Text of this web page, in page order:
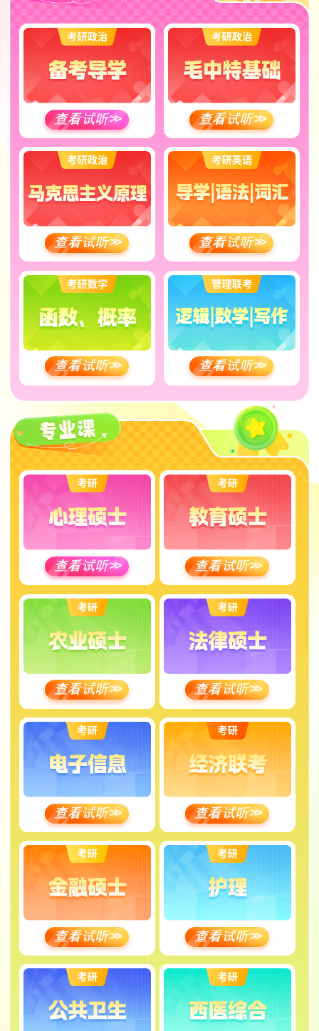
查看试听>> 查看试听>>
查看试听>> 查看试听>>
查看试听>> 查看试听>>
查看试听>> 查看试听>>
查看试听>> 查看试听>>
查看试听>> 查看试听>>
查看试听>> 查看试听>>